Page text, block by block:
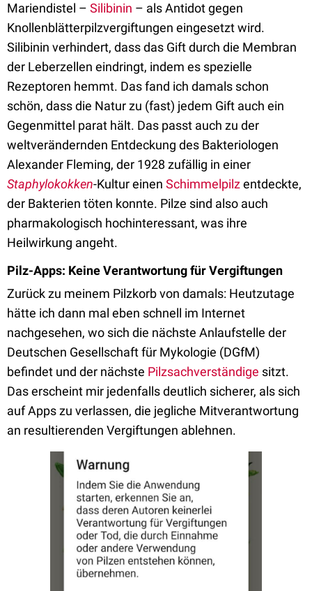
Mariendistel – Silibinin – als Antidot gegen
Knollenblätterpilzvergiftungen eingesetzt wird.
Silibinin verhindert, dass das Gift durch die Membran
der Leberzellen eindringt, indem es spezielle
Rezeptoren hemmt. Das fand ich damals schon
schön, dass die Natur zu (fast) jedem Gift auch ein
Gegenmittel parat hält. Das passt auch zu der
weltverändernden Entdeckung des Bakteriologen
Alexander Fleming, der 1928 zufällig in einer
Staphylokokken-Kultur einen Schimmelpilzentdeckte,
der Bakterien töten konnte. Pilze sind also auch
pharmakologisch hochinteressant, was ihre
Heilwirkung angeht.
Pilz-Apps: Keine Verantwortung für Vergiftungen
Zurück zu meinem Pilzkorb von damals: Heutzutage
hätte ich dann mal eben schnell im Internet
nachgesehen, wo sich die nächste Anlaufstelle der
Deutschen Gesellschaft für Mykologie (DGfM)
befindet und der nächste Pilzsachverständige sitzt.
Das erscheint mir jedenfalls deutlich sicherer, als sich
auf Apps zu verlassen, die jegliche Mitverantwortung
an resultierenden Vergiftungen ablehnen.